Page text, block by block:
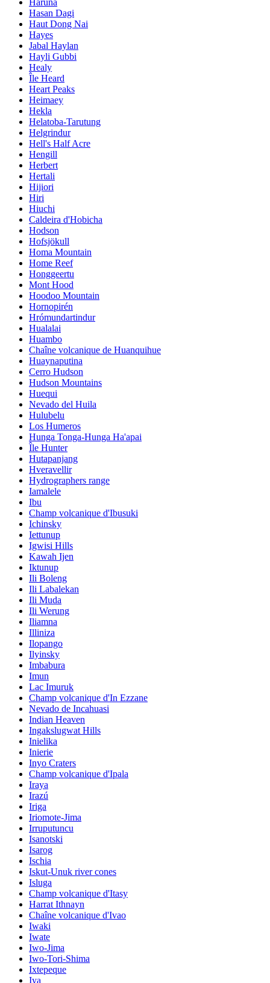
Hasan Dagi
Haut Dong Nai
Hayes
Jabal Haylan
Hayli Gubbi
Healy
Île Heard
Heart Peaks
Heimaey
Hekla
Helatoba-Tarutung
Helgrindur
Hell's Half Acre
Hengill
Herbert
Hertali
Hijiori
Hiri
Hiuchi
Caldeira d'Hobicha
Hodson
Hofsjökull
Homa Mountain
Home Reef
Honggeertu
Mont Hood
Hoodoo Mountain
Hornopirén
Hrómundartindur
Hualalai
Huambo
Chaîne volcanique de Huanquihue
Huaynaputina
Cerro Hudson
Hudson Mountains
Huequi
Nevado del Huila
Hulubelu
Los Humeros
Hunga Tonga-Hunga Ha'apai
Île Hunter
Hutapanjang
Hveravellir
Hydrographers range
Iamalele
Ibu
Champ volcanique d'Ibusuki
Ichinsky
Iettunup
Igwisi Hills
Kawah Ijen
Iktunup
Ili Boleng
Ili Labalekan
Ili Muda
Ili Werung
Iliamna
Illiniza
Ilopango
Ilyinsky
Imbabura
Imun
Lac Imuruk
Champ volcanique d'In Ezzane
Nevado de Incahuasi
Indian Heaven
Ingakslugwat Hills
Inielika
Inierie
Inyo Craters
Champ volcanique d'Ipala
Iraya
Irazú
Iriga
Iriomote-Jima
Irruputuncu
Isanotski
Isarog
Ischia
Iskut-Unuk river cones
Isluga
Champ volcanique d'Itasy
Harrat Ithnayn
Chaîne volcanique d'Ivao
Iwaki
Iwate
Iwo-Jima
Iwo-Tori-Shima
Ixtepeque
Iya